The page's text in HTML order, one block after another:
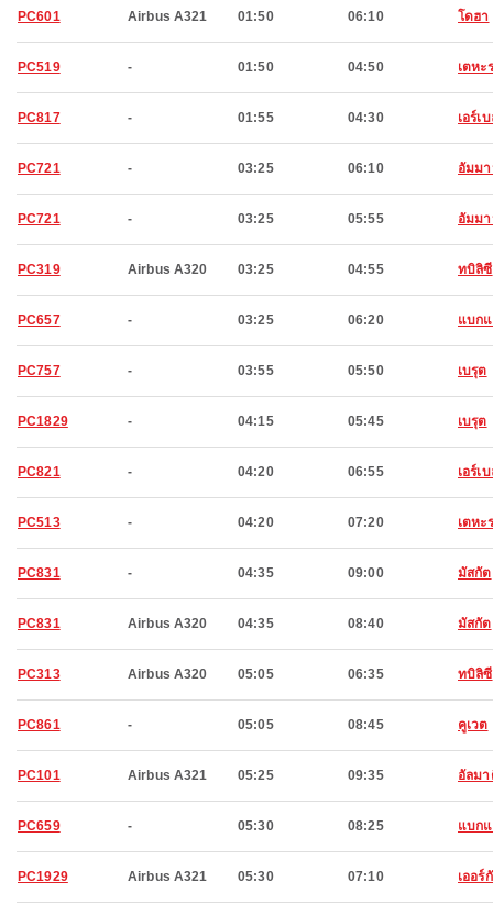
PC601 Airbus A321 01:50 06:10 โดฮา
PC519 - 01:50 04:50 เตหะ
PC817 - 01:55 04:30 เอร์เ
PC721 - 03:25 06:10 อัมม
PC721 - 03:25 05:55 อัมม
PC319 Airbus A320 03:25 04:55 ทบิลิซี
PC657 - 03:25 06:20 แบก
PC757 - 03:55 05:50 เบรุต
PC1829 - 04:15 05:45 เบรุต
PC821 - 04:20 06:55 เอร์เ
PC513 - 04:20 07:20 เตหะ
PC831 - 04:35 09:00 มัสกัต
PC831 Airbus A320 04:35 08:40 มัสกัต
PC313 Airbus A320 05:05 06:35 ทบิลิซี
PC861 - 05:05 08:45 คูเวต
PC101 Airbus A321 05:25 09:35 อัลม
PC659 - 05:30 08:25 แบก
PC1929 Airbus A321 05:30 07:10 เออร์